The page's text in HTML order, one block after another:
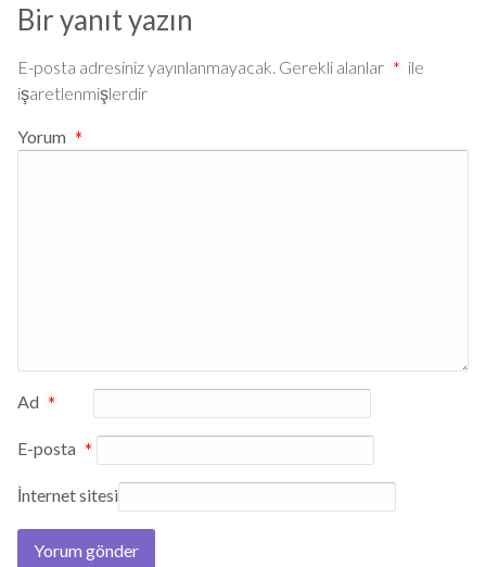
Bir yanıt yazın
E-posta adresiniz yayınlanmayacak. Gerekli alanlar * ile
işaretlenmişlerdir
Yorum *
Ad *
E-posta *
İnternet sitesi